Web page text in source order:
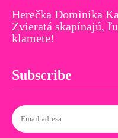
Herečka Dominika
Zvieratá skapínajú,
klamete!
Subscribe